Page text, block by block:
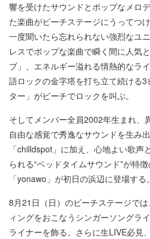
響を受けたサウンドとポップなメロ
た楽曲がビーチステージにうってつ
一度聞いたら忘れられない強烈なユ
レスでポップな楽曲で瞬く間に人気
ブ」、エネルギー溢れる情熱的なラ
語ロックの金字塔を打ち立て続ける
ター」がビーチでロックを叫ぶ。
そしてメンバー全員2002年生まれ、
自由な感覚で秀逸なサウンドを生み
「chilldspot」に加え、心地よい歌
られる“ベッドタイムサウンド”が特
「yonawo」が初日の浜辺に登場する。
8月21日（日）のビーチステージで
ィングをおこなうシンガーソングラ
ライナーを飾る。さらに生LIVE必見